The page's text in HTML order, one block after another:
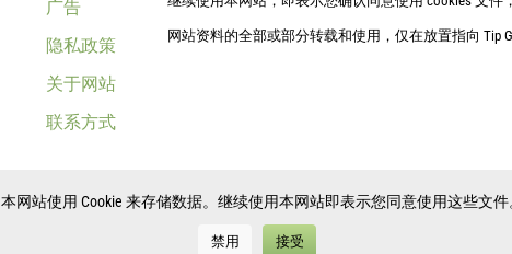
广告
隐私政策
关于网站
联系方式
网站资料的全部或部分转载和使用，仅在放置指向 Tip
本网站使用 Cookie 来存储数据。继续使用本网站即表示您同意使用这些文件
禁用 接受